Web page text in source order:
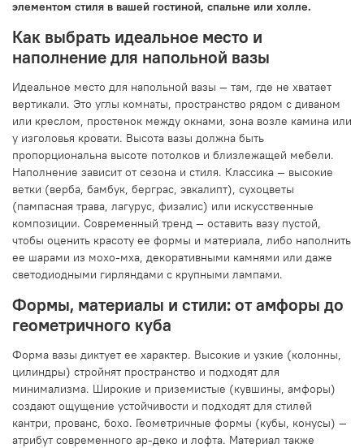
элементом стиля в вашей гостиной, спальне или холле.
Как выбрать идеальное место и
наполнение для напольной вазы
Идеальное место для напольной вазы — там, где не хватает
вертикали. Это углы комнаты, пространство рядом с диваном
или креслом, простенок между окнами, зона возле камина или
у изголовья кровати. Высота вазы должна быть
пропорциональна высоте потолков и близлежащей мебели.
Наполнение зависит от сезона и стиля. Классика — высокие
ветки (верба, бамбук, берграс, эвкалипт), сухоцветы
(пампасная трава, лагурус, физалис) или искусственные
композиции. Современный тренд — оставить вазу пустой,
чтобы оценить красоту ее формы и материала, либо наполнить
ее шарами из мохо-мха, декоративными камнями или даже
светодиодными гирляндами с крупными лампами.
Формы, материалы и стили: от амфоры до
геометричного куба
Форма вазы диктует ее характер. Высокие и узкие (колонны,
цилиндры) стройнят пространство и подходят для
минимализма. Широкие и приземистые (кувшины, амфоры)
создают ощущение устойчивости и подходят для стилей
кантри, прованс, бохо. Геометричные формы (кубы, конусы) —
атрибут современного ар-деко и лофта. Материал также